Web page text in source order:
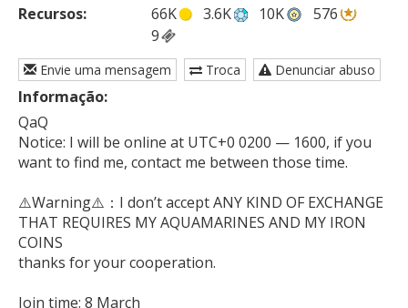
Recursos: 66K 3.6K 10K
576
9
Envie uma mensagem Troca Denunciar abuso
Informação:
QaQ
Notice: I will be online at UTC+0 0200 — 1600, if you
want to find me, contact me between those time.
⚠️Warning⚠️：I don’t accept ANY KIND OF EXCHANGE
THAT REQUIRES MY AQUAMARINES AND MY IRON
COINS
thanks for your cooperation.
Join time: 8 March